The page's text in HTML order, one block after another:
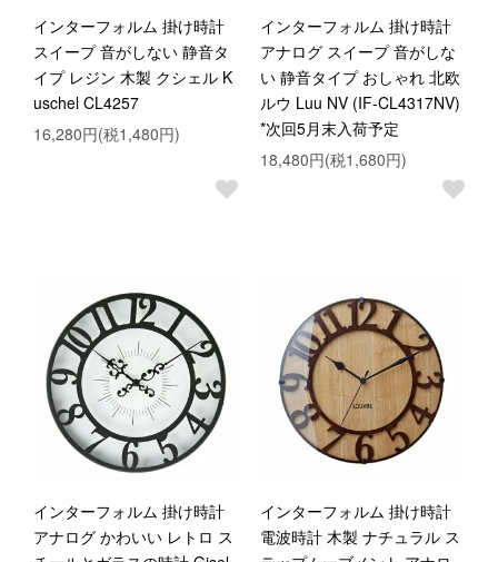
インターフォルム 掛け時計
スイープ 音がしない 静音タ
イプ レジン 木製 クシェル K
uschel CL4257
16,280円(税1,480円)
インターフォルム 掛け時計
アナログ スイープ 音がしな
い 静音タイプ おしゃれ 北欧
ルウ Luu NV (IF-CL4317NV)
*次回5月末入荷予定
18,480円(税1,680円)
インターフォルム 掛け時計
アナログ かわいい レトロ ス
インターフォルム 掛け時計
電波時計 木製 ナチュラル ス